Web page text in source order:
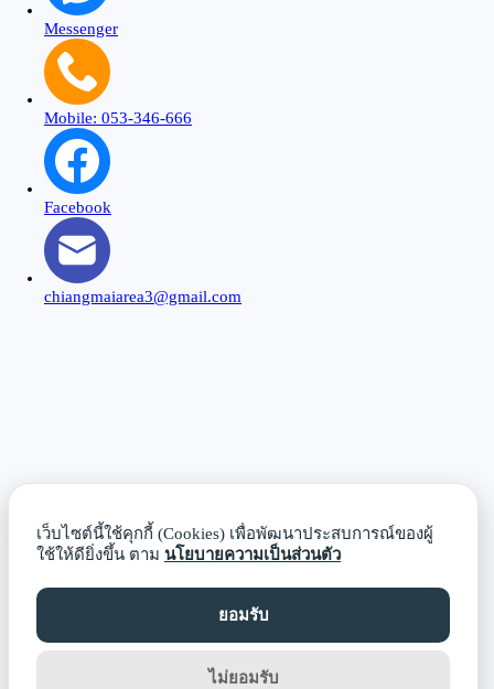
Messenger
Mobile: 053-346-666
Facebook
chiangmaiarea3@gmail.com
เว็บไซต์นี้ใช้คุกกี้ (Cookies) เพื่อพัฒนาประสบการณ์ของผู้
ใช้ให้ดียิ่งขึ้น ตาม นโยบายความเป็นส่วนตัว
ยอมรับ
ไม่ยอมรับ